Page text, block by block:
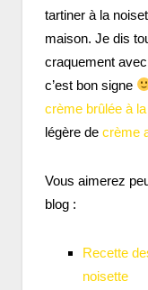
tartiner à la
maison. Je dis
craquement
c’est bon signe
crème brûlée à
légère de crème
Vous aimerez
blog :
Recette
noisette